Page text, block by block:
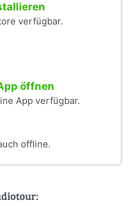
verfügbar.
öffnen
App verfügbar.
offline.